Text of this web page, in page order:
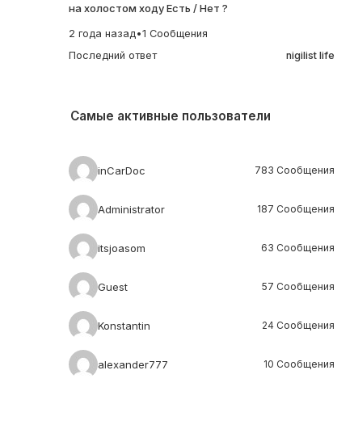
на холостом ходу Есть / Нет ?
2 года назад•1 Сообщения
Последний ответ
nigilist life
Самые активные пользователи
inCarDoc 783 Сообщения
Administrator 187 Сообщения
itsjoasom 63 Сообщения
Guest 57 Сообщения
Konstantin 24 Сообщения
alexander777 10 Сообщения